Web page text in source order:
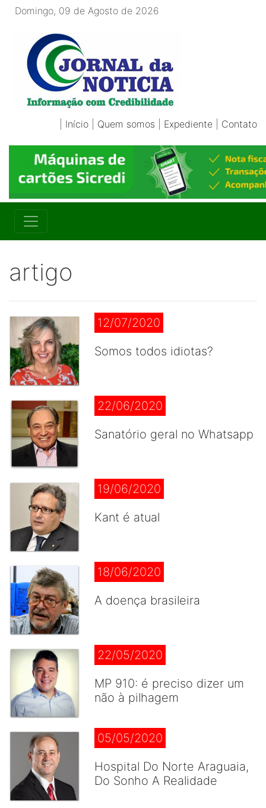
Domingo, 09 de Agosto de 2026
Início Quem somos Expediente Contato
artigo
12/07/2020
Somos todos idiotas?
22/06/2020
Sanatório geral no Whatsapp
19/06/2020
Kant é atual
18/06/2020
A doença brasileira
22/05/2020
MP 910: é preciso dizer um
não à pilhagem
05/05/2020
Hospital Do Norte Araguaia,
Do Sonho A Realidade